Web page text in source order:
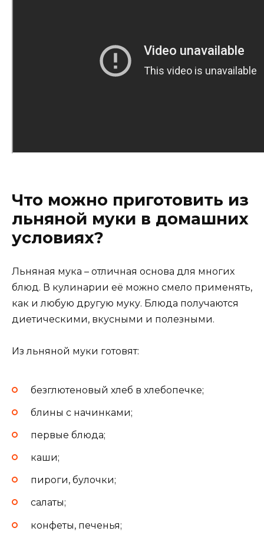
Что можно приготовить из
льняной муки в домашних
условиях?
Льняная мука – отличная основа для многих
блюд. В кулинарии её можно смело применять,
как и любую другую муку. Блюда получаются
диетическими, вкусными и полезными.
Из льняной муки готовят:
безглютеновый хлеб в хлебопечке;
блины с начинками;
первые блюда;
каши;
пироги, булочки;
салаты;
конфеты, печенья;